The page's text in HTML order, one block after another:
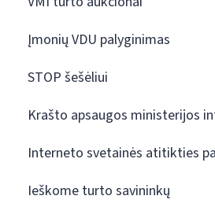
Įmonių VDU palyginimas
STOP šešėliui
Krašto apsaugos ministerijos
Interneto svetainės atitikties
Ieškome turto savininkų